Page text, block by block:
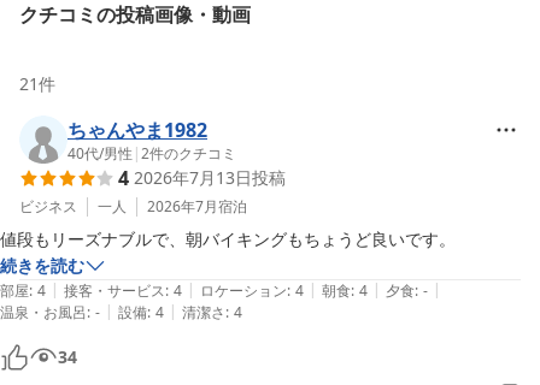
クチコミの投稿画像・動画
21件
ちゃんやま1982
40代/男性 |2件のクチコミ
4 2026年7月13日投稿
ビジネス 一人 2026年7月宿泊
続きを読む
部屋: 4 | 接客・サービス: 4 | ロケーション: 4 | 朝食: 4 | 夕食: - |
温泉・お風呂: - | 設備: 4 | 清潔さ: 4
34